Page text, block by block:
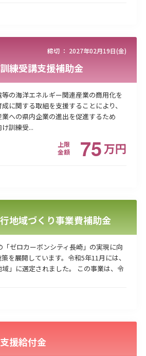
締切 ： 2027年02月19日(金)
練受講支援補助金
の海洋エネルギー関連産業の商用化を
に関する取組を支援することにより、
への県内企業の進出を促進するため
け訓練受...
上限
金額
75万円
地域づくり事業費補助金
ゼロカーボンシティ長崎」の実現に向
を展開しています。令和5年11月には、
」に選定されました。 この事業は、令
援給付金